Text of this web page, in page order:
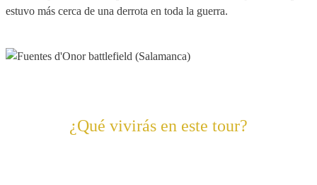
estuvo más cerca de una derrota en toda la guerra.
¿Qué vivirás en este tour?